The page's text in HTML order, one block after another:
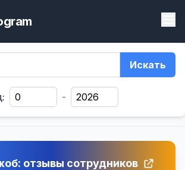
Искать
-
отзывы сотрудников